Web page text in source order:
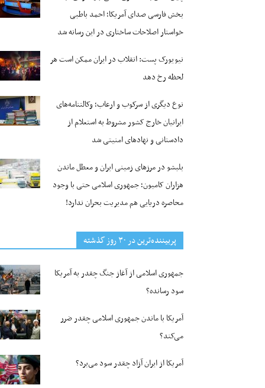
بخش فارسی صدای آمریکا؛ احمد باطبی
خواستار اصلاحات ساختاری در این رسانه شد
نیویورک پست: انقلاب در ایران ممکن است هر
لحظه رخ دهد
نوع دیگری از سرکوب و ارعاب؛ وکالتنامه‌های
ایرانیان خارج کشور مشروط به استعلام از
دادستانی و نهادهای امنیتی شد
بلبشو در مرزهای زمینی ایران و معطل ماندن
هزاران کامیون؛ جمهوری اسلامی حتی با وجود
محاصره دریایی هم مدیریت بحران ندارد!
پربیننده‌ترین‌ در ۳۰ روز گذشته
جمهوری اسلامی از آغاز جنگ چقدر به آمریکا
سود رسانده؟
آمریکا با ماندن جمهوری اسلامی چقدر ضرر
می‌کند؟
آمریکا از ایران آزاد چقدر سود می‌برد؟